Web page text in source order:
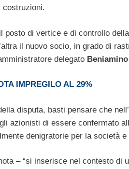
costruzioni.
posto di vertice e di controllo
il nuovo socio, in grado di
delegato Beniamino
IMPREGILO AL 29%
disputa, basti pensare che
azionisti di essere confermato
denigratorie per la società e
– “si inserisce nel contesto di